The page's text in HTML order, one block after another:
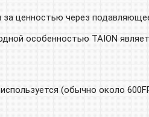
ценностью через
особенностью TAION
(обычно около